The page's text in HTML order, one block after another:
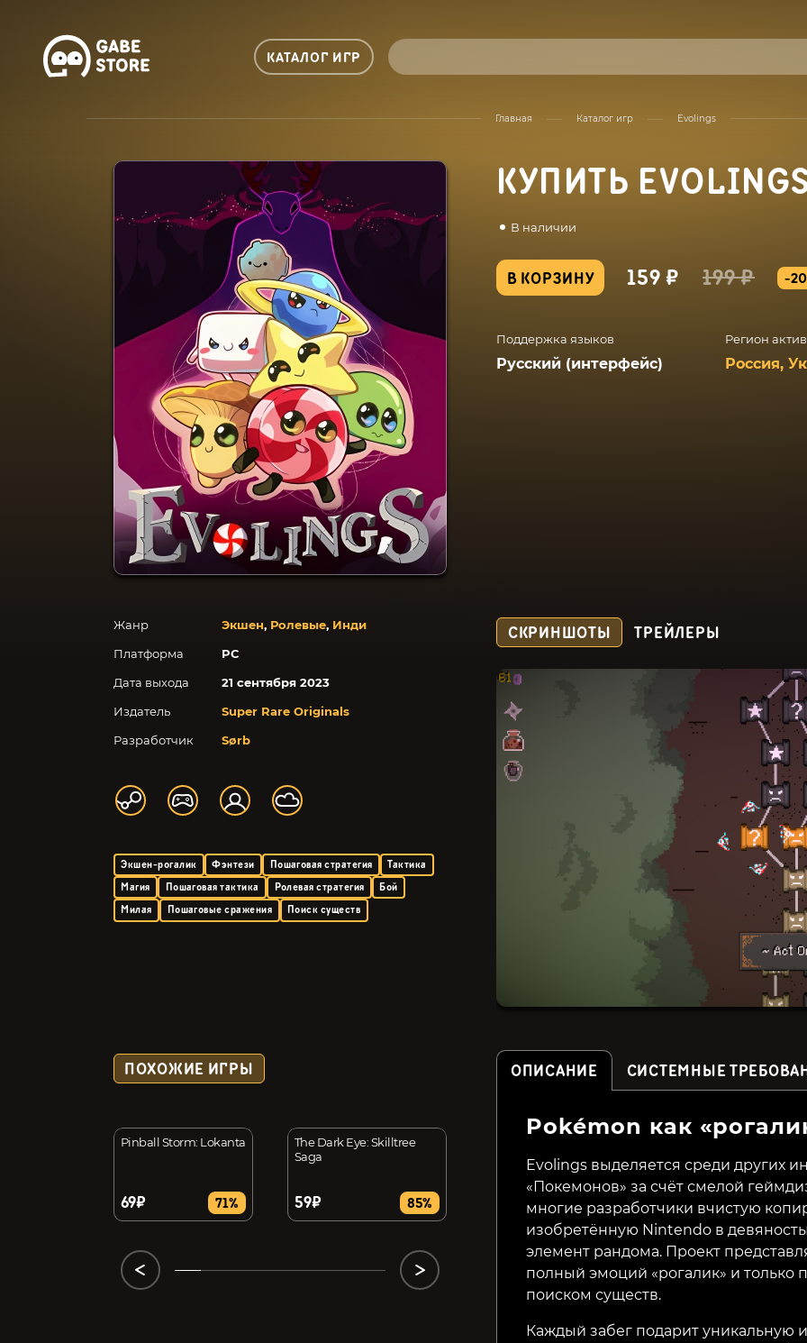
КАТАЛОГ ИГР
Главная Каталог игр Evolings
КУПИТЬ
В наличии
В КОРЗИНУ 159 ₽ 199 ₽ -
Поддержка языков
Русский (интерфейс)
Регион
Россия,
Жанр Экшен, Ролевые, Инди
Платформа
PC
Дата выхода
21 сентября 2023
Издатель
Super Rare Originals
Разработчик
Sørb
Экшен-рогалик Фэнтези Пошаговая стратегия
Тактика
Магия
Пошаговая тактика Ролевая стратегия
Бой
Милая
Пошаговые сражения Поиск существ
СКРИНШОТЫ ТРЕЙЛЕРЫ
ПОХОЖИЕ ИГРЫ
Pinball Storm: Lokanta
69₽ 71%
The Dark Eye: Skilltree
Saga
59₽ 85% 33%
Rogue City: Casual Top
82₽
ОПИСАНИЕ СИСТЕМНЫЕ
Pokémon как
Evolings выделяется среди других
«Покемонов» за счёт смелой
многие разработчики вчистую
изобретённую Nintendo в
элемент рандома. Проект
полный эмоций «рогалик» и
поиском существ.
Каждый забег подарит уникальную